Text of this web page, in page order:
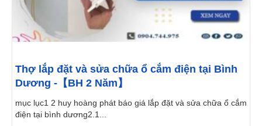
Thợ lắp đặt và sửa chữa ổ cắm điện tại Bình
Dương -【BH 2 Năm】
mục lục1 2 huy hoàng phát báo giá lắp đặt và sửa chữa ổ cắm
điện tại bình dương2.1...